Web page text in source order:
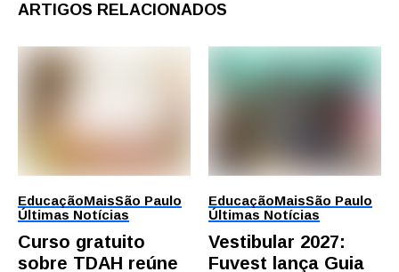
ARTIGOS RELACIONADOS
EducaçãoMaisSão Paulo
Últimas Notícias
Curso gratuito
sobre TDAH reúne
EducaçãoMaisSão Paulo
Últimas Notícias
Vestibular 2027:
Fuvest lança Guia